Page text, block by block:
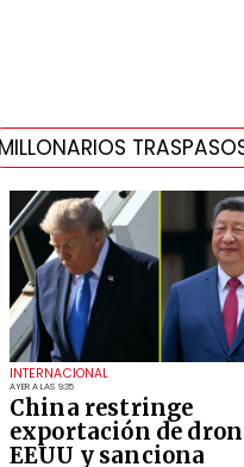
INTERNACIONAL
AYER A LAS 9:35
China restringe
exportación de
EEUU y sanciona
MILLONARIOS